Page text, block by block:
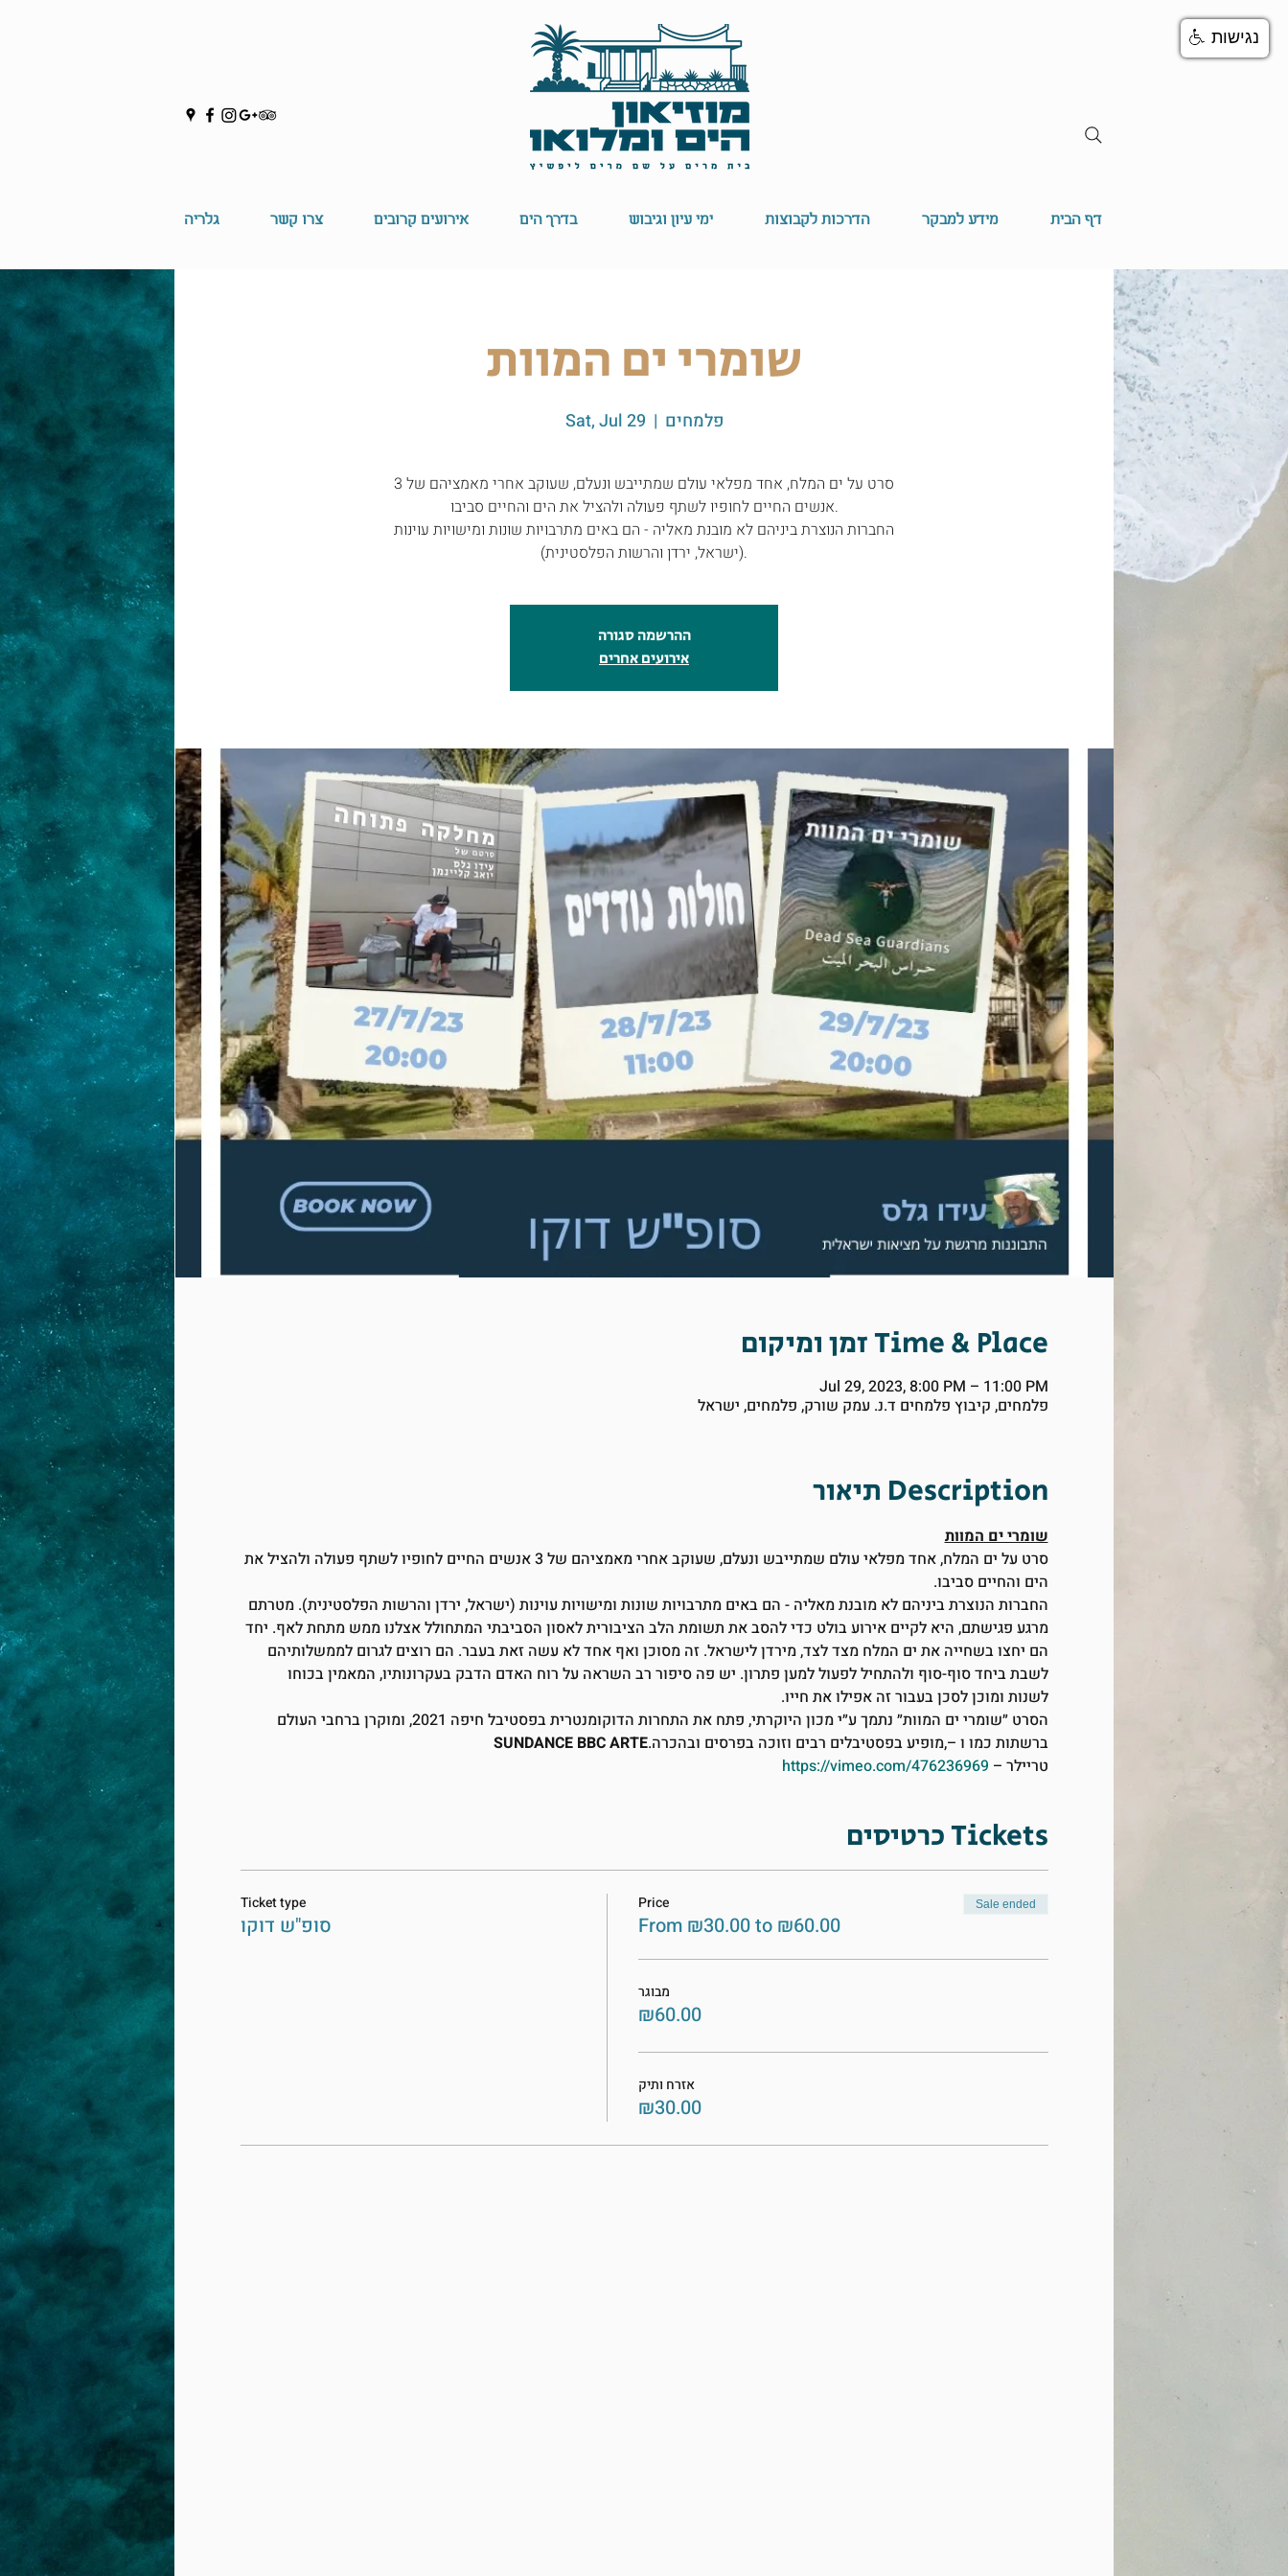
דף הבית מידע למבקר הדרכות לקבוצות ימי עיון וגיבוש בדרך הים אירועים קרובים צרו קשר גלריה
שומרי ים המוות
Sat, Jul 29
  |
פלמחים
סרט על ים המלח, אחד מפלאי עולם שמתייבש ונעלם, שעוקב אחרי מאמציהם של 3
אנשים החיים לחופיו לשתף פעולה ולהציל את הים והחיים סביבו.
החברות הנוצרת ביניהם לא מובנת מאליה - הם באים מתרבויות שונות ומישויות עוינות
(ישראל, ירדן והרשות הפלסטינית).
ההרשמה סגורה
אירועים אחרים
זמן ומיקום Time & Place
Jul 29, 2023, 8:00 PM – 11:00 PM
פלמחים, קיבוץ פלמחים ד.נ. עמק שורק, פלמחים, ישראל
תיאור Description
שומרי ים המוות
סרט על ים המלח, אחד מפלאי עולם שמתייבש ונעלם, שעוקב אחרי מאמציהם של 3 אנשים החיים לחופיו לשתף פעולה ולהציל את
הים והחיים סביבו.
החברות הנוצרת ביניהם לא מובנת מאליה - הם באים מתרבויות שונות ומישויות עוינות (ישראל, ירדן והרשות הפלסטינית). מטרתם
מרגע פגישתם, היא לקיים אירוע בולט כדי להסב את תשומת הלב הציבורית לאסון הסביבתי המתחולל אצלנו ממש מתחת לאף. יחד
הם יחצו בשחייה את ים המלח מצד לצד, מירדן לישראל. זה מסוכן ואף אחד לא עשה זאת בעבר. הם רוצים לגרום לממשלותיהם
לשבת ביחד סוף-סוף ולהתחיל לפעול למען פתרון. יש פה סיפור רב השראה על רוח האדם הדבק בעקרונותיו, המאמין בכוחו
לשנות ומוכן לסכן בעבור זה אפילו את חייו.
הסרט ״שומרי ים המוות״ נתמך ע״י מכון
היוקרתי, פתח את התחרות הדוקומנטרית בפסטיבל חיפה 2021, ומוקרן ברחבי העולם
ברשתות כמו ו –,מופיע בפסטיבלים רבים וזוכה בפרסים ובהכרה. SUNDANCE BBC ARTE
טריילר – https://vimeo.com/476236969
כרטיסים Tickets
Ticket type
סופ"ש דוקו
Price
From ₪30.00 to ₪60.00
Sale ended
מבוגר
₪60.00
אזרח ותיק
₪30.00
נגישות